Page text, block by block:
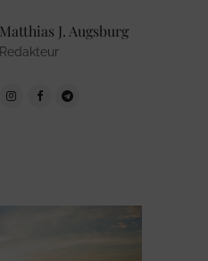
Matthias J. Augsburg
Redakteur